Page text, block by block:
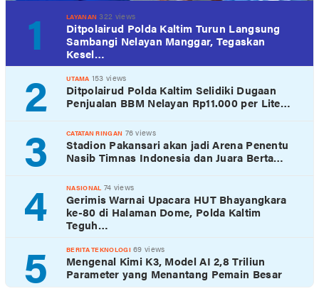
1 LAYANAN 322 views
Ditpolairud Polda Kaltim Turun Langsung
Sambangi Nelayan Manggar, Tegaskan
Kesel…
2 UTAMA 153 views
Ditpolairud Polda Kaltim Selidiki Dugaan
Penjualan BBM Nelayan Rp11.000 per Lite…
3 CATATAN RINGAN 76 views
Stadion Pakansari akan jadi Arena Penentu
Nasib Timnas Indonesia dan Juara Berta…
4 NASIONAL 74 views
Gerimis Warnai Upacara HUT Bhayangkara
ke-80 di Halaman Dome, Polda Kaltim
Teguh…
5 BERITA TEKNOLOGI 69 views
Mengenal Kimi K3, Model AI 2,8 Triliun
Parameter yang Menantang Pemain Besar